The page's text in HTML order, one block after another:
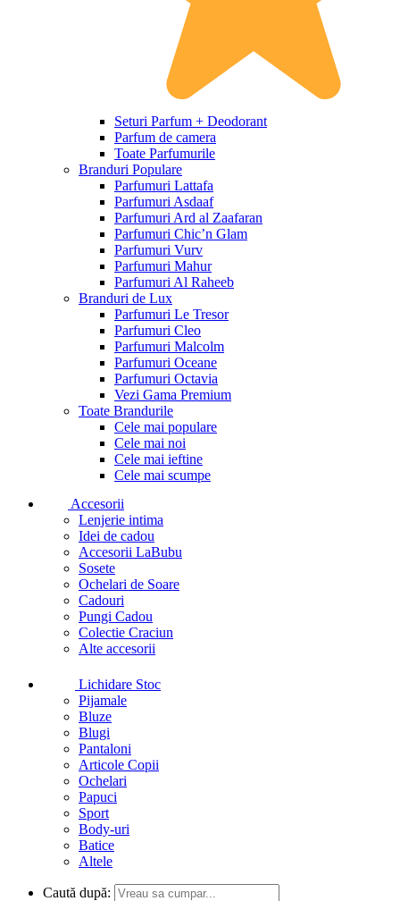
Seturi Parfum + Deodorant
Parfum de camera
Toate Parfumurile
Branduri Populare
Parfumuri Lattafa
Parfumuri Asdaaf
Parfumuri Ard al Zaafaran
Parfumuri Chic’n Glam
Parfumuri Vurv
Parfumuri Mahur
Parfumuri Al Raheeb
Branduri de Lux
Parfumuri Le Tresor
Parfumuri Cleo
Parfumuri Malcolm
Parfumuri Oceane
Parfumuri Octavia
Vezi Gama Premium
Toate Brandurile
Cele mai populare
Cele mai noi
Cele mai ieftine
Cele mai scumpe
Accesorii
Lenjerie intima
Idei de cadou
Accesorii LaBubu
Sosete
Ochelari de Soare
Cadouri
Pungi Cadou
Colectie Craciun
Alte accesorii
Lichidare Stoc
Pijamale
Bluze
Blugi
Pantaloni
Articole Copii
Ochelari
Papuci
Sport
Body-uri
Batice
Altele
Caută după: